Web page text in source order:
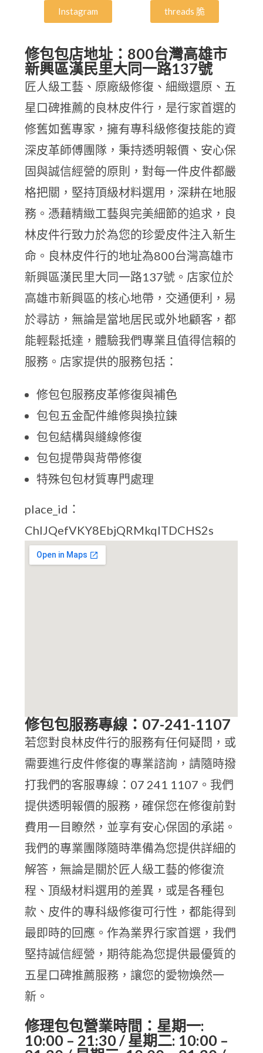
Instagram threads 脆
修包包店地址：800台灣高雄市
新興區漢民里大同一路137號
匠人級工藝、原廠級修復、細緻還原、五
星口碑推薦的良林皮件行，是行家首選的
修舊如舊專家，擁有專科級修復技能的資
深皮革師傅團隊，秉持透明報價、安心保
固與誠信經營的原則，對每一件皮件都嚴
格把關，堅持頂級材料選用，深耕在地服
務。憑藉精緻工藝與完美細節的追求，良
林皮件行致力於為您的珍愛皮件注入新生
命。良林皮件行的地址為800台灣高雄市
新興區漢民里大同一路137號。店家位於
高雄市新興區的核心地帶，交通便利，易
於尋訪，無論是當地居民或外地顧客，都
能輕鬆抵達，體驗我們專業且值得信賴的
服務。店家提供的服務包括：
修包包服務皮革修復與補色
包包五金配件維修與換拉鍊
包包結構與縫線修復
包包提帶與背帶修復
特殊包包材質專門處理
place_id：
ChIJQefVKY8EbjQRMkqITDCHS2s
修包包服務專線：07-241-1107
若您對良林皮件行的服務有任何疑問，或
需要進行皮件修復的專業諮詢，請隨時撥
打我們的客服專線：07 241 1107。我們
提供透明報價的服務，確保您在修復前對
費用一目瞭然，並享有安心保固的承諾。
我們的專業團隊隨時準備為您提供詳細的
解答，無論是關於匠人級工藝的修復流
程、頂級材料選用的差異，或是各種包
款、皮件的專科級修復可行性，都能得到
最即時的回應。作為業界行家首選，我們
堅持誠信經營，期待能為您提供最優質的
五星口碑推薦服務，讓您的愛物煥然一
新。
修理包包營業時間：星期一:
10:00 – 21:30 / 星期二: 10:00 –